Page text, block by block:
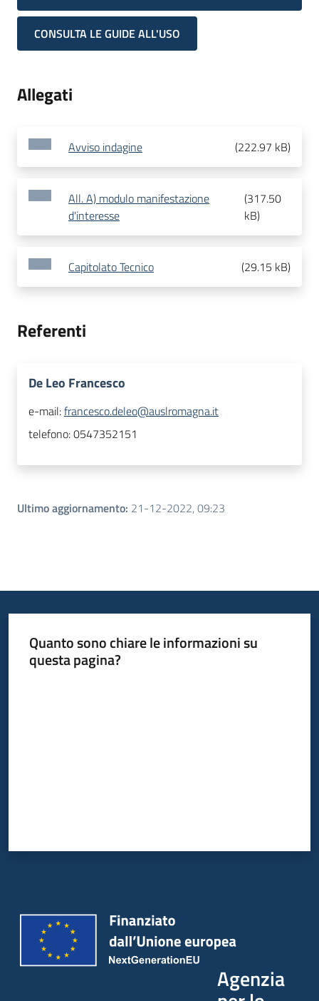
CONSULTA LE GUIDE ALL'USO
Allegati
Avviso indagine (222.97 kB)
All. A) modulo manifestazione
d'interesse
(317.50
kB)
Capitolato Tecnico (29.15 kB)
Referenti
De Leo Francesco
e-mail:francesco.deleo@auslromagna.it
telefono:0547352151
Ultimo aggiornamento: 21-12-2022, 09:23
Quanto sono chiare le informazioni su
questa pagina?
Agenzia